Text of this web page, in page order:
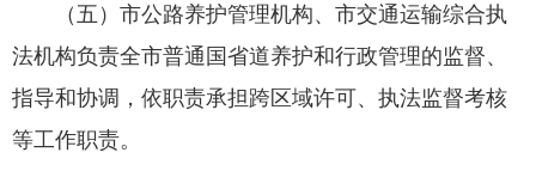
（五）市公路养护管理机构、市交通运输综合执
法机构负责全市普通国省道养护和行政管理的监督、
指导和协调，依职责承担跨区域许可、执法监督考核
等工作职责。